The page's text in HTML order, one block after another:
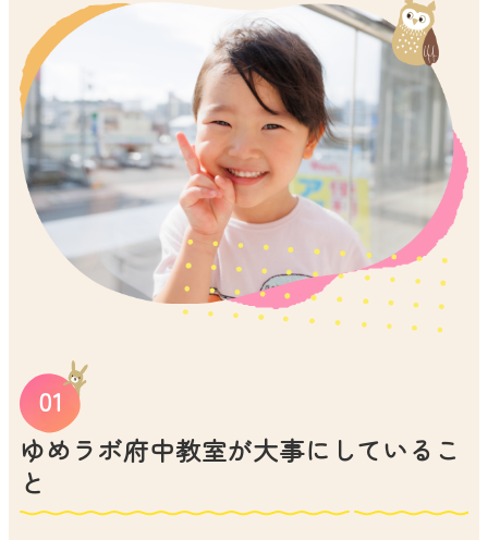
ゆめラボ府中教室が大事にしているこ
と